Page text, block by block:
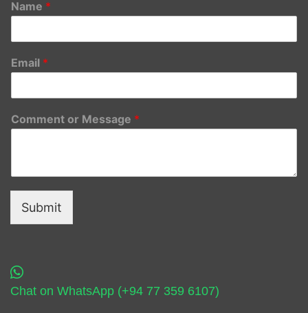
Name *
Email *
Comment or Message *
Submit
Chat on WhatsApp (+94 77 359 6107)